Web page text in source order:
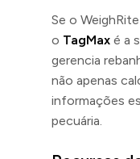
Se o
o TagMax é a
gerencia
não apenas
informações
pecuária.